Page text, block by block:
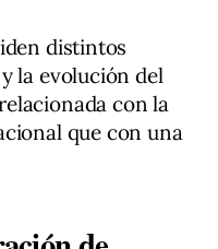
distintos
la evolución del
con la
que con una